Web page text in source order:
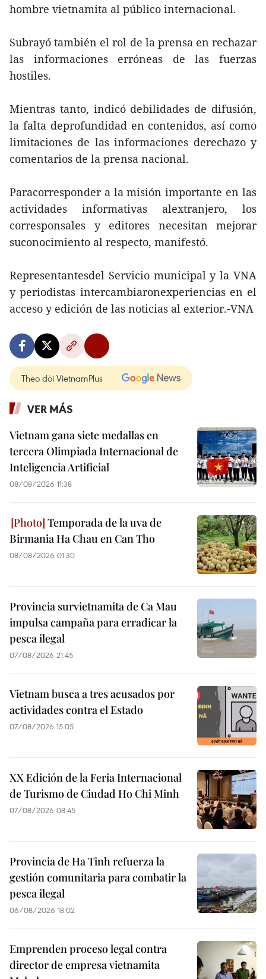
hombre vietnamita al público internacional.
Subrayó también el rol de la prensa en rechazar
las informaciones erróneas de las fuerzas
hostiles.
Mientras tanto, indicó debilidades de difusión,
la falta deprofundidad en contenidos, así como
limitaciones de las informaciones derechazo y
comentarios de la prensa nacional.
Paracorresponder a la misión importante en las
actividades informativas alextranjero, los
corresponsales y editores necesitan mejorar
suconocimiento al respecto, manifestó.
Representantesdel Servicio municipal y la VNA
y periodistas intercambiaronexperiencias en el
acceso y edición de las noticias al exterior.-VNA
Theo dõi VietnamPlus
VER MÁS
Vietnam gana siete medallas en
tercera Olimpiada Internacional de
Inteligencia Artificial
08/08/2026 11:38
Temporada de la uva de
Birmania Ha Chau en Can Tho
08/08/2026 01:30
Provincia survietnamita de Ca Mau
impulsa campaña para erradicar la
pesca ilegal
07/08/2026 21:45
Vietnam busca a tres acusados por
actividades contra el Estado
07/08/2026 15:05
XX Edición de la Feria Internacional
de Turismo de Ciudad Ho Chi Minh
07/08/2026 08:45
Provincia de Ha Tinh refuerza la
gestión comunitaria para combatir la
pesca ilegal
06/08/2026 18:02
Emprenden proceso legal contra
director de empresa vietnamita